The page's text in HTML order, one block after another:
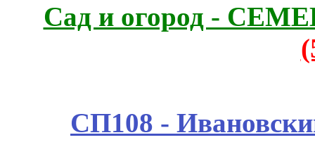
Сад и огород -
СП108 -